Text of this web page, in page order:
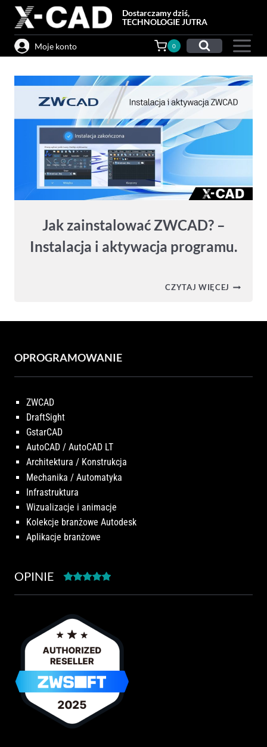
Przejdź
treści
Dostarczamy dziś,
TECHNOLOGIE JUTRA
Moje konto 0
Jak zainstalować ZWCAD? –
Instalacja i aktywacja programu.
CZYTAJ WIĘCEJ JAK
OPROGRAMOWANIE
ZWCAD
DraftSight
GstarCAD
AutoCAD / AutoCAD LT
Architektura / Konstrukcja
Mechanika / Automatyka
Infrastruktura
Wizualizacje i animacje
Kolekcje branżowe Autodesk
Aplikacje branżowe
OPINIE